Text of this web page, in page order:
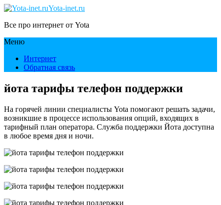
Yota-inet.ru
Все про интернет от Yota
Меню
Интернет
Обратная связь
йота тарифы телефон поддержки
На горячей линии специалисты Yota помогают решать задачи,
возникшие в процессе использования опций, входящих в
тарифный план оператора. Служба поддержки Йота доступна
в любое время дня и ночи.